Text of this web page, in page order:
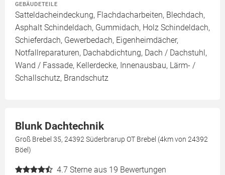
GEBÄUDETEILE
Satteldacheindeckung, Flachdacharbeiten, Blechdach,
Asphalt Schindeldach, Gummidach, Holz Schindeldach,
Schieferdach, Gewerbedach, Eigenheimdächer,
Notfallreparaturen, Dachabdichtung, Dach / Dachstuhl,
Wand / Fassade, Kellerdecke, Innenausbau, Lärm- /
Schallschutz, Brandschutz
Blunk Dachtechnik
Groß Brebel 35, 24392 Süderbrarup OT Brebel (4km von 24392
Böel)
4.7 Sterne aus 19 Bewertungen